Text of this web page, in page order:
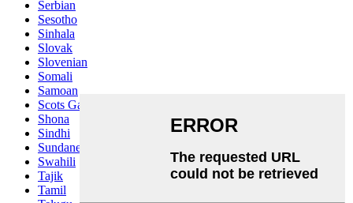
Serbian
Sesotho
Sinhala
Slovak
Slovenian
Somali
Samoan
Scots Gaelic
Shona
Sindhi
Sundanese
Swahili
Tajik
Tamil